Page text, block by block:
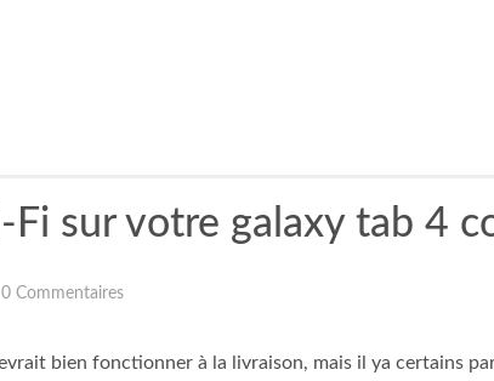
Fi sur votre galaxy tab 4
0 Commentaires
bien fonctionner à la livraison, mais il ya certains